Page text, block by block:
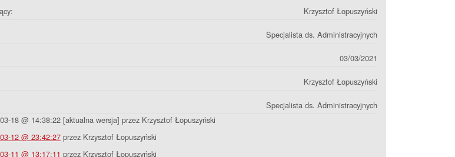
Krzysztof Łopuszyński
Specjalista ds. Administracyjnych
03/03/2021
Krzysztof Łopuszyński
Specjalista ds. Administracyjnych
18 @ 14:38:22 [aktualna wersja] przez Krzysztof Łopuszyński
12 @ 23:42:27 przez Krzysztof Łopuszyński
11 @ 13:17:11 przez Krzysztof Łopuszyński